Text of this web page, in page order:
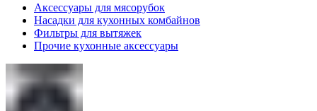
Аксессуары для мясорубок
Насадки для кухонных комбайнов
Фильтры для вытяжек
Прочие кухонные аксессуары